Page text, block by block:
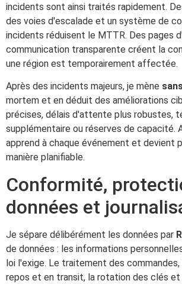
incidents sont ainsi traités rapidement.
des voies d'escalade et un système de
incidents réduisent le MTTR. Des pages
communication transparente créent la
une région est temporairement affectée.
Après des incidents majeurs, je mène
mortem et en déduit des améliorations
précises, délais d'attente plus robustes,
supplémentaire ou réserves de capacité.
apprend à chaque événement et devient
manière planifiable.
Conformité,
données et
Je sépare délibérément les données par
de données : les informations
loi l'exige. Le traitement des
repos et en transit, la rotation des clés